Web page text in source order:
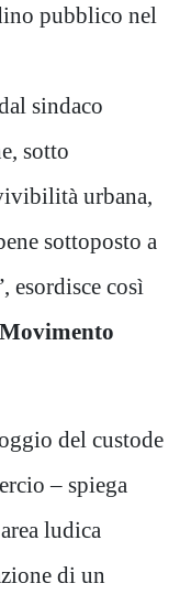
pubblico nel
sindaco
sotto
urbana,
sottoposto a
esordisce così
del custode
– spiega
ludica
di un